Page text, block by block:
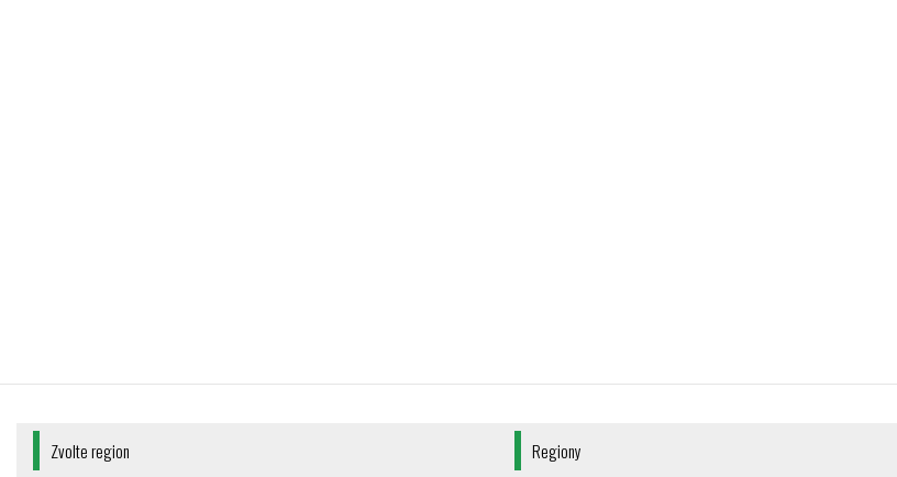
Zvolte region Regiony